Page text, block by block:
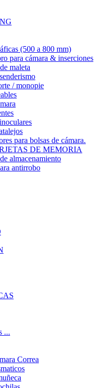
(500 a 800 mm)
para cámara & inserciones
maleta
/ monopie
para bolsas de cámara.
DE MEMORIA
almacenamiento
antirrobo
...
Correa